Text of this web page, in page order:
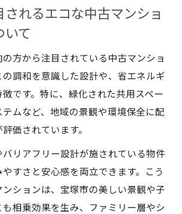
てで叶う自然体験豊かな暮らし
和した宝塚市の住まい選びの魅力
古マンション選びで重視すべき環
されるエコな中古マンショ
いて
方から注目されている中古マンショ
の調和を意識した設計や、省エネルギ
です。特に、緑化された共用スペー
ムなど、地域の景観や環境保全に配
価されています。
バリアフリー設計が施されている物件
すさと安心感を両立できます。こう
ンションは、宝塚市の美しい景観や子
相乗効果を生み、ファミリー層やシ